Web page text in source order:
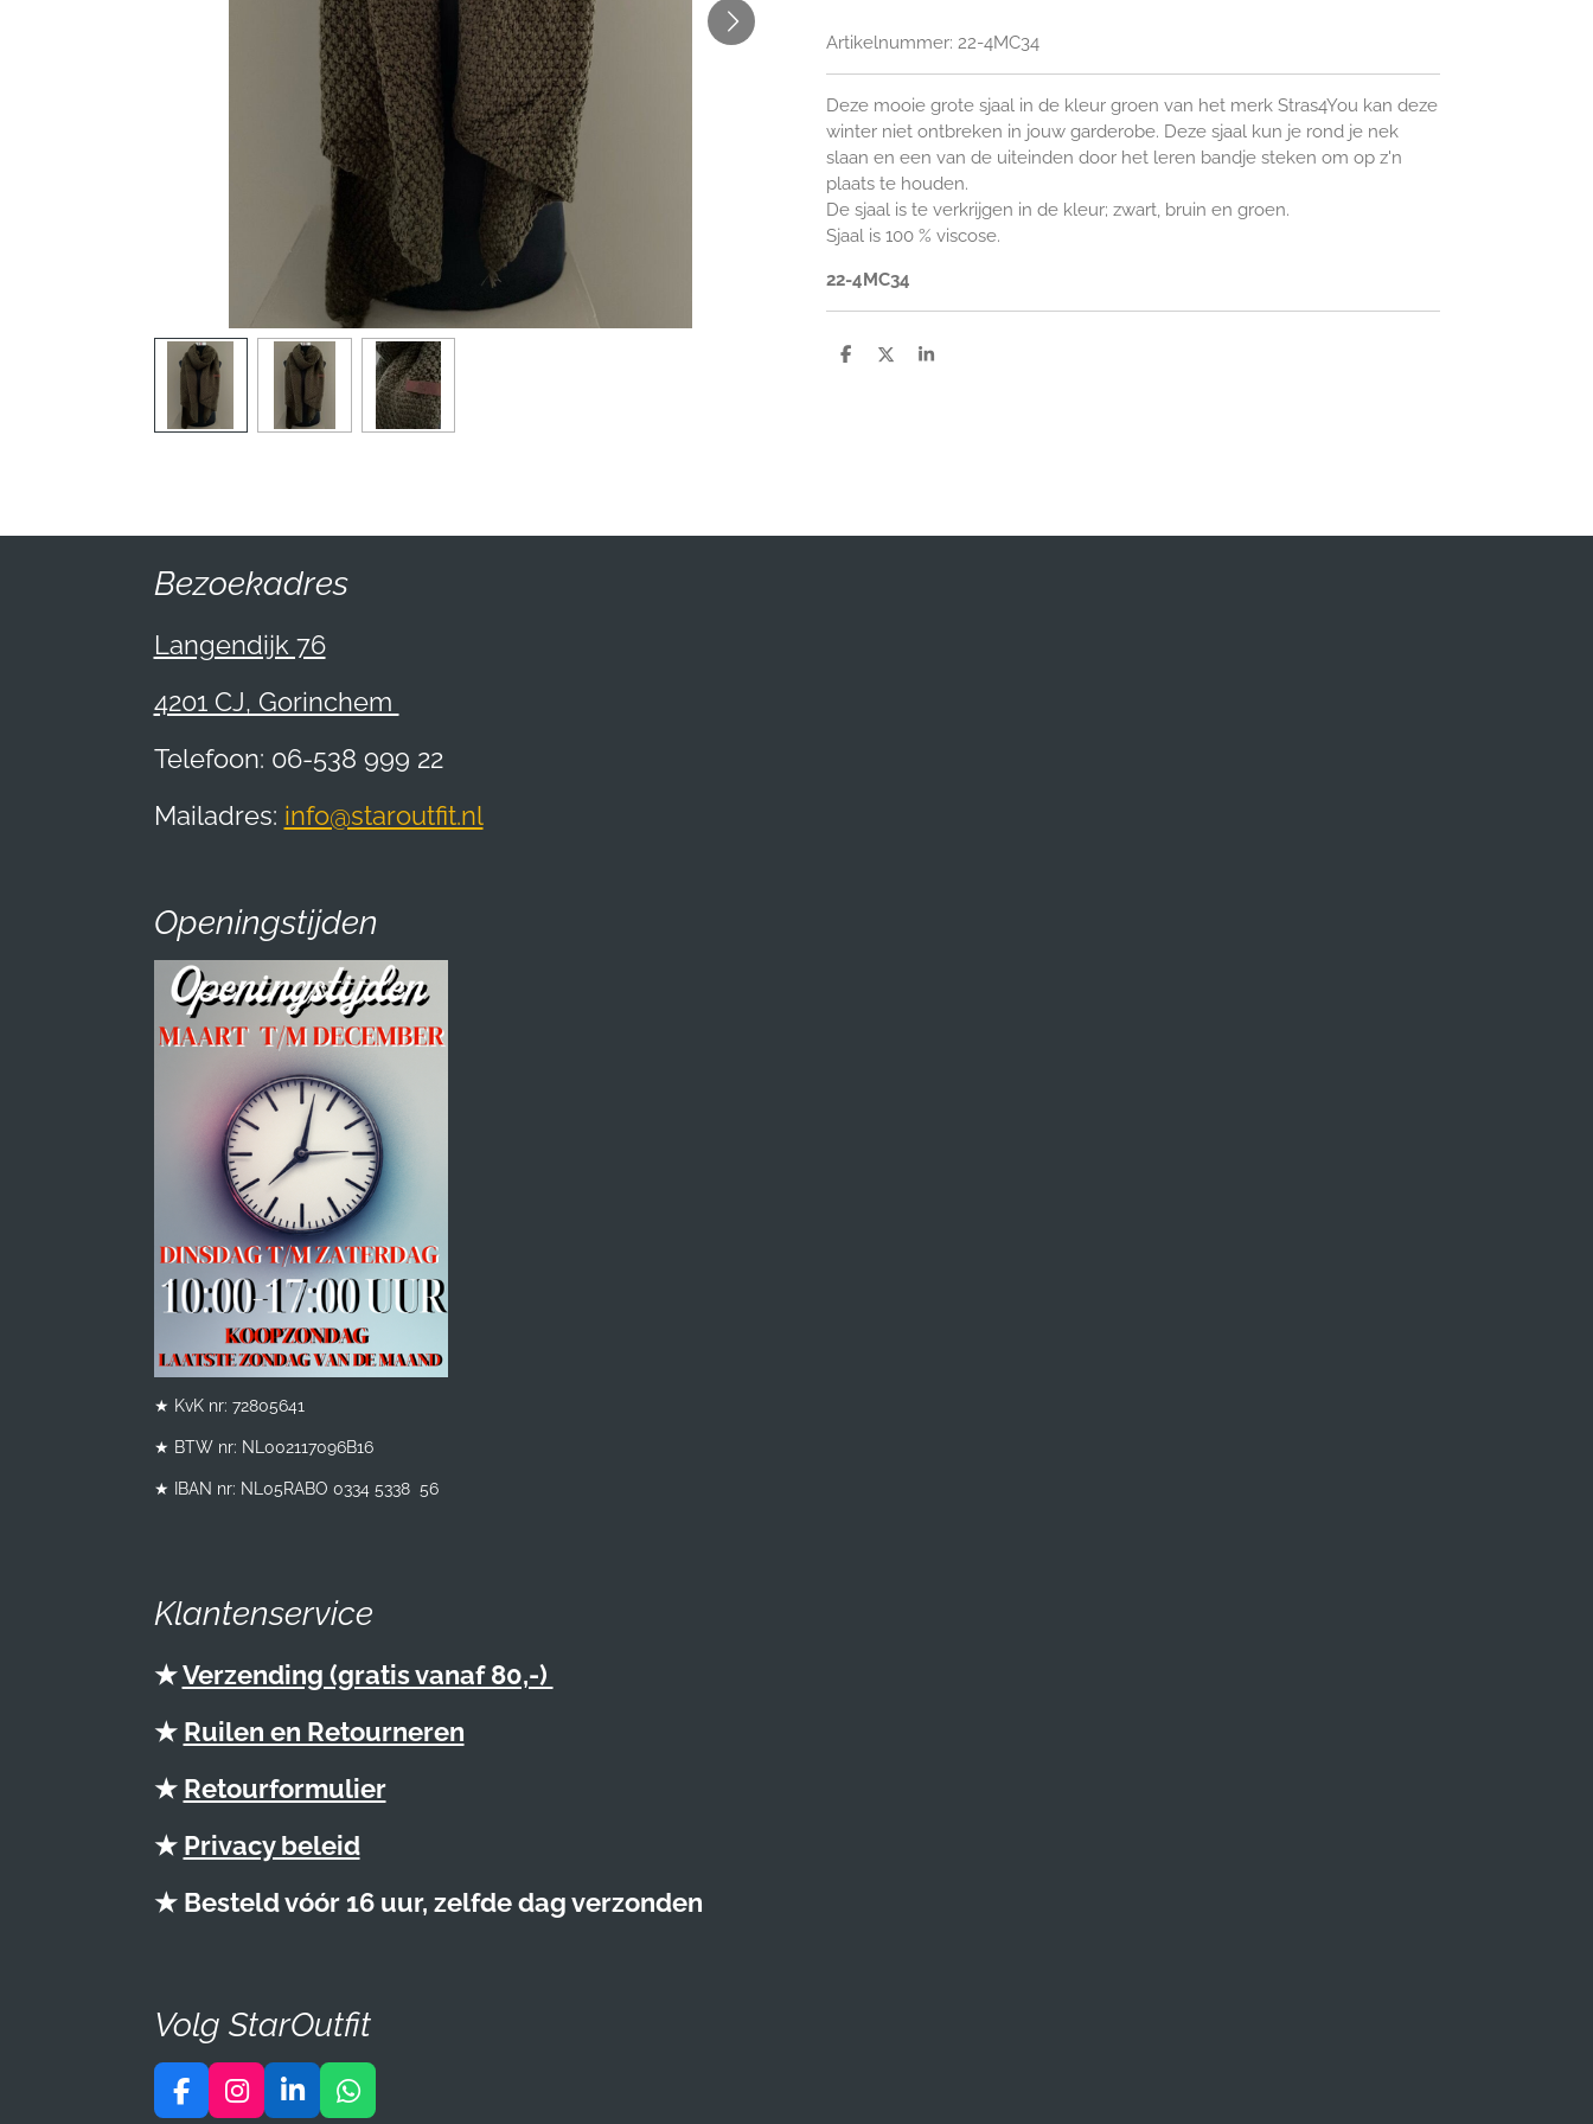
Artikelnummer: 22-4MC34
Deze mooie grote sjaal in de kleur groen van het merk Stras4You kan deze
winter niet ontbreken in jouw garderobe. Deze sjaal kun je rond je nek
slaan en een van de uiteinden door het leren bandje steken om op z'n
plaats te houden.
De sjaal is te verkrijgen in de kleur; zwart, bruin en groen.
Sjaal is 100 % viscose.
22-4MC34
D
D
S
Bezoekadres
Langendijk 76
4201 CJ, Gorinchem
Telefoon: 06-538 999 22
Mailadres: info@staroutfit.nl
Openingstijden
★ KvK nr: 72805641
★ BTW nr: NL002117096B16
★ IBAN nr: NL05RABO 0334 5338 56
Klantenservice
★Verzending (gratis vanaf 80,-)
★ Ruilen en Retourneren
★ Retourformulier
★ Privacy beleid
★ Besteld vóór 16 uur, zelfde dag verzonden
Volg StarOutfit
F
I
L
W